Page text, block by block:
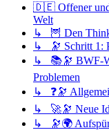
🇩🇪 Offener und
Welt
↳ 🦉 Den
↳ 🔭 Schritt 1:
↳ 📚🔭 BWF-
Problemen
↳ ❓🔭
↳ 🚀🔭 Neue
↳ 🔭🌍